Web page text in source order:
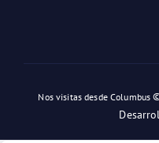
Nos visitas desde Columbus